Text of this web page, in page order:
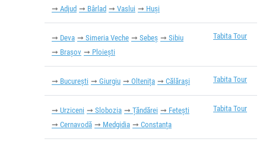
Adjud
Bârlad Vaslui Huși
Tabita Tour
Deva Simeria Veche Sebeș
Sibiu
Brașov
Ploiești
Tabita Tour
București Giurgiu Oltenița Călărași
Tabita Tour
Urziceni Slobozia Țăndărei
Fetești
Cernavodă
Medgidia Constanța